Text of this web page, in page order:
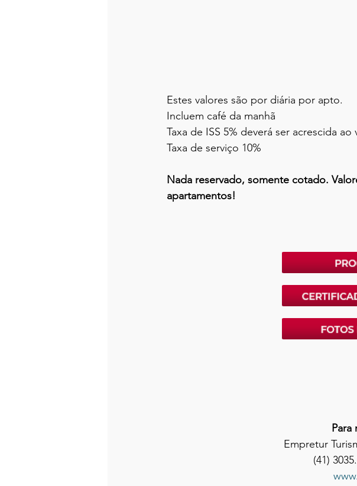
Estes valores são por diária por apto.
Incluem café da manhã
Taxa de ISS 5% deverá ser acrescida ao
Taxa de serviço 10%
Nada reservado, somente cotado.
apartamentos!
Para
Empretur
(41)